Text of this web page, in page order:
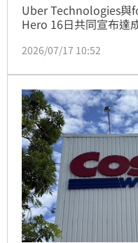
Uber Technologies
Hero 16日共同宣布達
估值約130億歐元（約
2026/07/17 10:52